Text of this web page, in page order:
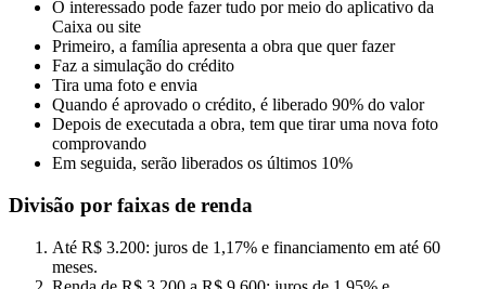
O interessado pode fazer tudo por meio do aplicativo da
Caixa ou site
Primeiro, a família apresenta a obra que quer fazer
Faz a simulação do crédito
Tira uma foto e envia
Quando é aprovado o crédito, é liberado 90% do valor
Depois de executada a obra, tem que tirar uma nova foto
comprovando
Em seguida, serão liberados os últimos 10%
Divisão por faixas de renda
Até R$ 3.200: juros de 1,17% e financiamento em até 60
meses.